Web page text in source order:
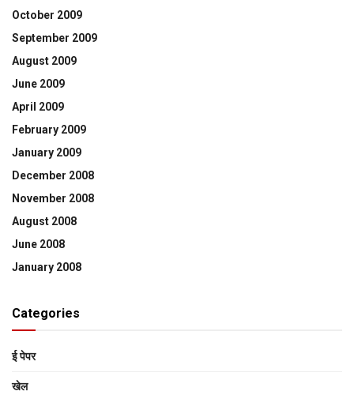
October 2009
September 2009
August 2009
June 2009
April 2009
February 2009
January 2009
December 2008
November 2008
August 2008
June 2008
January 2008
Categories
ई पेपर
खेल